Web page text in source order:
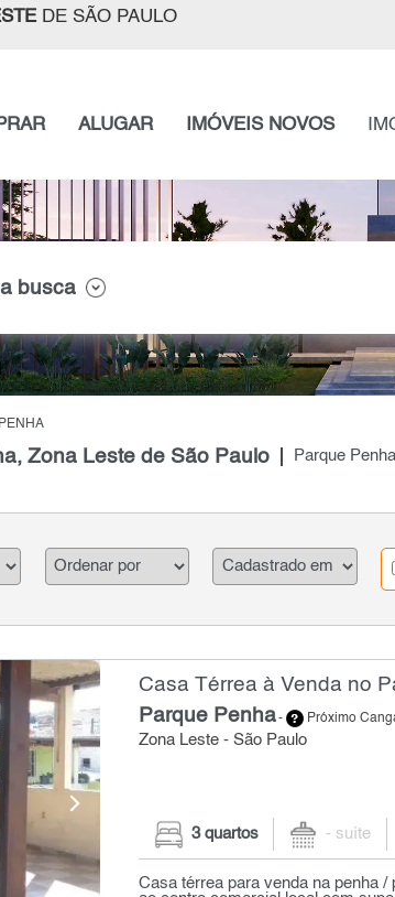
DE SÃO PAULO
ALUGAR IMÓVEIS NOVOS
busca
Zona Leste de São Paulo Parque
Casa Térrea à Venda no
Parque Penha- Próximo
Zona Leste - São Paulo
3 quartos - suíte
Casa térrea para venda na penha